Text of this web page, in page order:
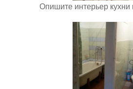
Опишите интерьер кухни